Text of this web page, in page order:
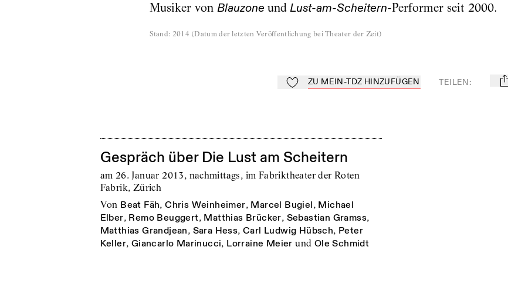
Musiker von Blauzone undLust-am-Scheitern-Performer seit 2000.
Stand: 2014 (Datum der letzten Veröffentlichung bei Theater der Zeit)
Zu Mein-TdZ hinzufügen
ZU MEIN-TDZ HINZUFÜGEN TEILEN: mail
Gespräch über Die Lust am Scheitern
am 26. Januar 2013, nachmittags, im Fabriktheater der Roten
Fabrik, Zürich
von Beat Fäh,Chris Weinheimer, Marcel Bugiel, Michael
Elber, Remo Beuggert, Matthias Brücker, Sebastian Gramss,
Matthias Grandjean, Sara Hess, Carl Ludwig Hübsch, Peter
Keller, Giancarlo Marinucci, Lorraine Meier und Ole Schmidt